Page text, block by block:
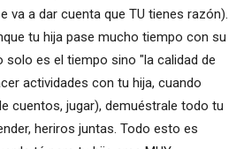
va a dar cuenta que TU tienes razón).
tu hija pase mucho tiempo con su
solo es el tiempo sino "la calidad de
actividades con tu hija, cuando
cuentos, jugar), demuéstrale todo tu
heriros juntas. Todo esto es